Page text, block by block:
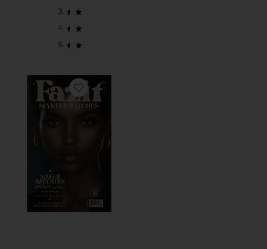
Favorite GLITTER FRECKLE MAKEUP PATCHES グリ